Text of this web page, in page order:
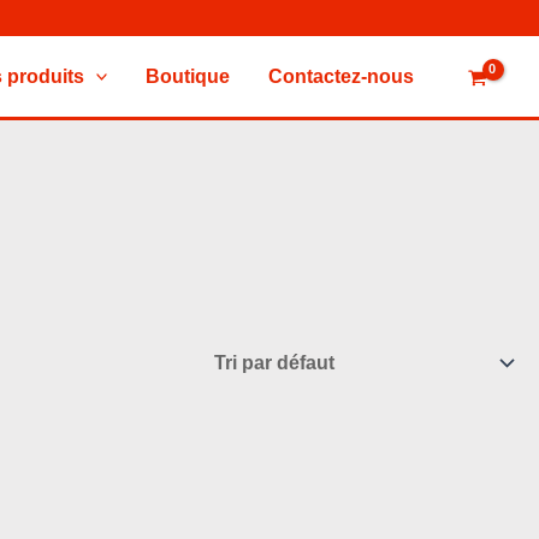
produits Boutique Contactez-nous